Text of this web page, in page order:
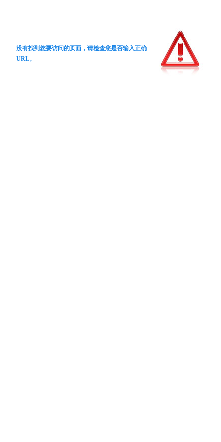
没有找到您要访问的页面，请检查您是否输入正确
URL。